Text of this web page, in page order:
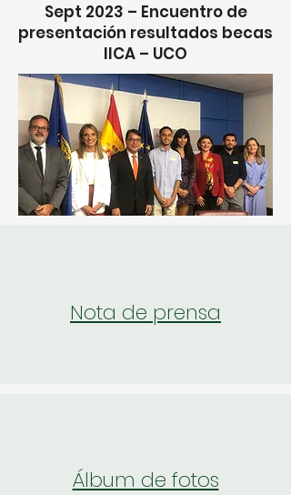
Sept 2023 – Encuentro de
presentación resultados becas
IICA – UCO
Nota de prensa
Álbum de fotos